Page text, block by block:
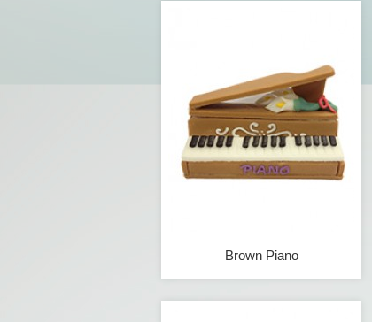
Brown Piano